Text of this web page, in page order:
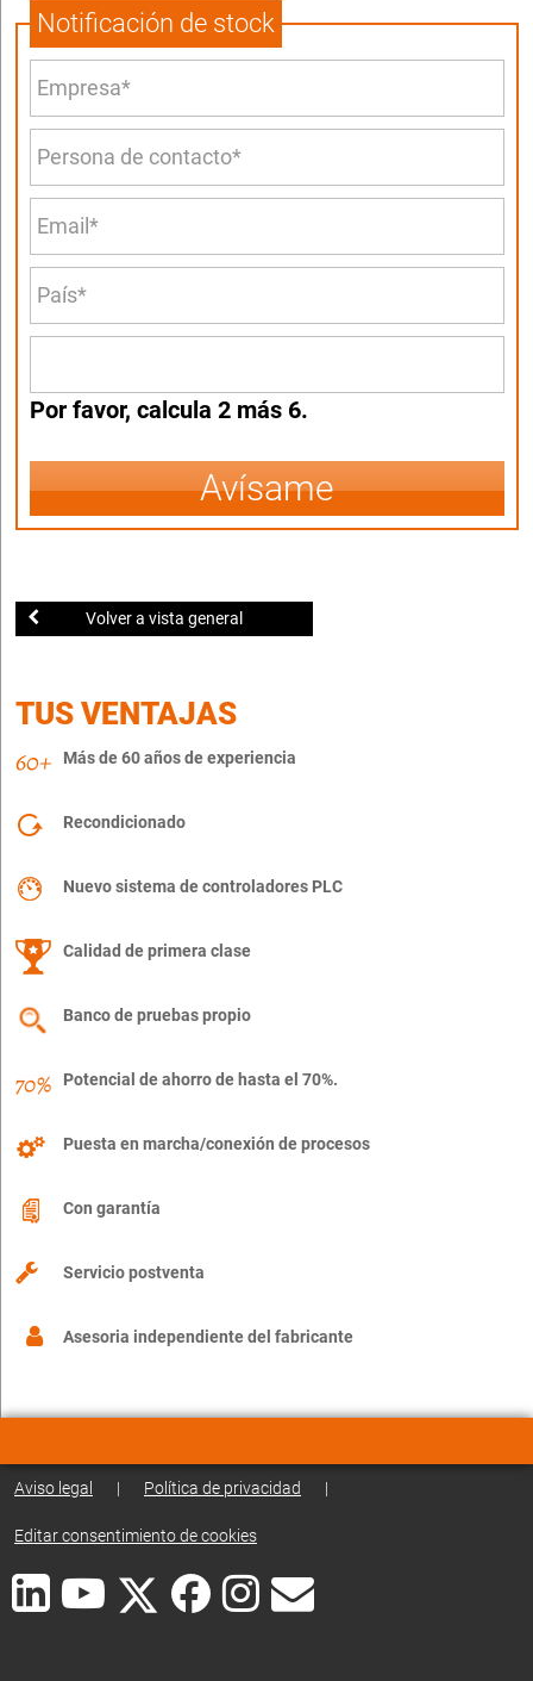
Notificación de stock
Por favor, calcula 2 más 6.
Avísame
Volver a vista general
TUS VENTAJAS
Más de 60 años de experiencia
Recondicionado
Nuevo sistema de controladores PLC
Calidad de primera clase
Banco de pruebas propio
Potencial de ahorro de hasta el 70%.
Puesta en marcha/conexión de procesos
Con garantía
Servicio postventa
Asesoria independiente del fabricante
Aviso legal | Política de privacidad |
Editar consentimiento de cookies